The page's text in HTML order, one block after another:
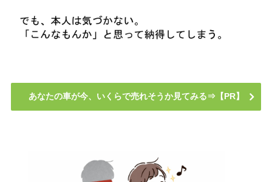
あなたの車が今、いくらで売れそうか見てみる⇒【PR】